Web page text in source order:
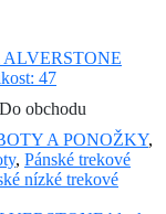
Do obchodu
A PONOŽKY,
, Pánské trekové
nízké trekové